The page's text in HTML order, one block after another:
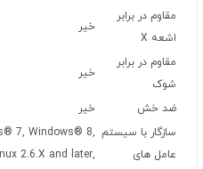
مقاوم در برابر
اشعه X
خیر
مقاوم در برابر
شوک
خیر
ضد خش
خیر
سازگار با سیستم
عامل های
7, Windows® 8,
2.6.X and later,